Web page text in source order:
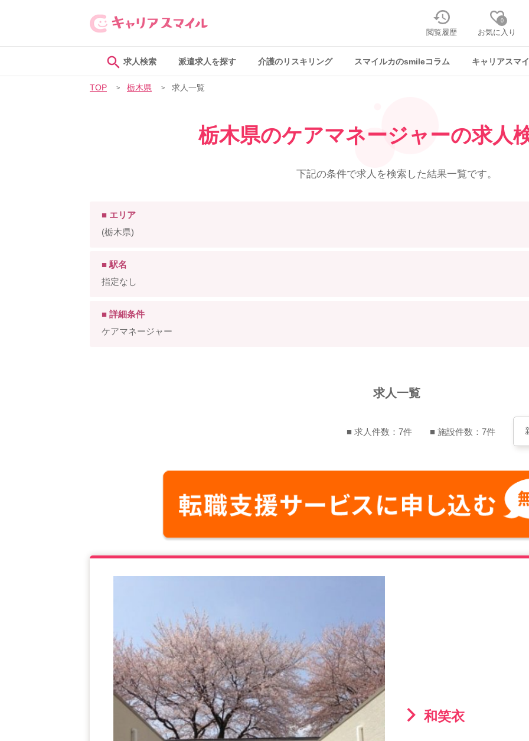
閲覧履歴
0
お気に入り
求人検索 派遣求人を探す 介護のリスキリング スマイルカのsmileコラム キャリアスマ
TOP 栃木県 求人一覧
栃木県のケアマネージャーの求人
下記の条件で求人を検索した結果一覧です。
■ エリア
(栃木県)
■ 駅名
指定なし
■ 詳細条件
ケアマネージャー
求人一覧
■ 求人件数：7件 ■ 施設件数：7件
和笑衣